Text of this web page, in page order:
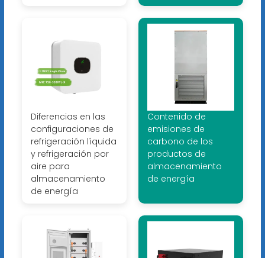
Diferencias en las
configuraciones de
refrigeración líquida
y refrigeración por
aire para
almacenamiento
de energía
Contenido de
emisiones de
carbono de los
productos de
almacenamiento
de energía